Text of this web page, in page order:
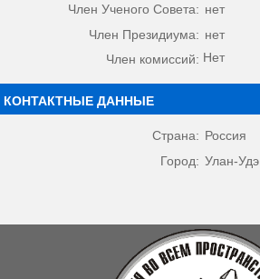
Член Ученого Совета: нет
Член Президиума: нет
Член комиссий: Нет
КОНТАКТНЫЕ ДАННЫЕ
Страна: Россия
Город: Улан-Удэ